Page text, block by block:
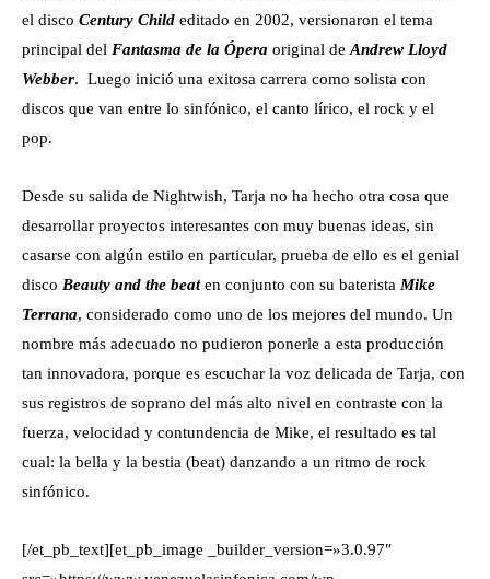
el disco Century Child editado en 2002, versionaron el tema
principal del Fantasma de la Ópera original de Andrew Lloyd
Webber. Luego inició una exitosa carrera como solista con
discos que van entre lo sinfónico, el canto lírico, el rock y el
pop.
Desde su salida de Nightwish, Tarja no ha hecho otra cosa que
desarrollar proyectos interesantes con muy buenas ideas, sin
casarse con algún estilo en particular, prueba de ello es el genial
disco Beauty and the beaten conjunto con su baterista Mike
Terrana, considerado como uno de los mejores del mundo. Un
nombre más adecuado no pudieron ponerle a esta producción
tan innovadora, porque es escuchar la voz delicada de Tarja, con
sus registros de soprano del más alto nivel en contraste con la
fuerza, velocidad y contundencia de Mike, el resultado es tal
cual: la bella y la bestia (beat) danzando a un ritmo de rock
sinfónico.
[/et_pb_text][et_pb_image _builder_version=»3.0.97″